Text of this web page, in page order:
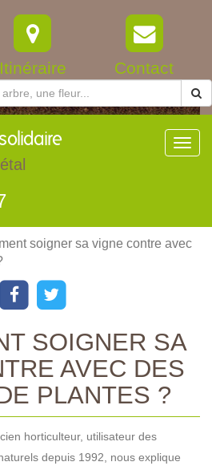
Itinéraire Contact
soigner sa vigne contre avec
SOIGNER SA
AVEC DES
PLANTES ?
horticulteur, utilisateur des
depuis 1992, nous explique